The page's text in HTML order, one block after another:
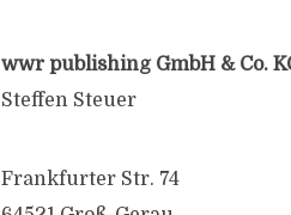
wwr publishing GmbH & Co.
Steffen Steuer
Frankfurter Str. 74